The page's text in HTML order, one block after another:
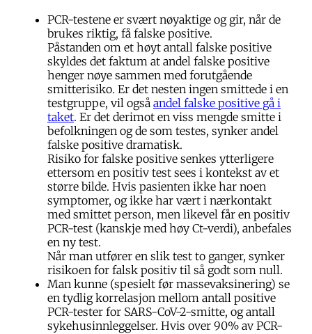
PCR-testene er svært nøyaktige og gir, når de
brukes riktig, få falske positive.
Påstanden om et høyt antall falske positive
skyldes det faktum at andel falske positive
henger nøye sammen med forutgående
smitterisiko. Er det nesten ingen smittede i en
testgruppe, vil også andel falske positive gå i
taket. Er det derimot en viss mengde smitte i
befolkningen og de som testes, synker andel
falske positive dramatisk.
Risiko for falske positive senkes ytterligere
ettersom en positiv test sees i kontekst av et
større bilde. Hvis pasienten ikke har noen
symptomer, og ikke har vært i nærkontakt
med smittet person, men likevel får en positiv
PCR-test (kanskje med høy Ct-verdi), anbefales
en ny test.
Når man utfører en slik test to ganger, synker
risikoen for falsk positiv til så godt som null.
Man kunne (spesielt før massevaksinering) se
en tydlig korrelasjon mellom antall positive
PCR-tester for SARS-CoV-2-smitte, og antall
sykehusinnleggelser. Hvis over 90% av PCR-